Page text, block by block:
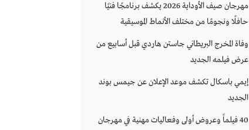
مهرجان صيف الأوداية 2026 يكشف برنامجًا فنيًا
حافلًا ونجومًا من مختلف الأنماط الموسيقية
وفاة المخرج البريطاني جاستن هاردي قبل أسابيع من
عرض فيلمه الجديد
إيمي باسكال تكشف موعد الإعلان عن جيمس بوند
الجديد
40 فيلماً وعروض أولى وفعاليات مهنية في مهرجان